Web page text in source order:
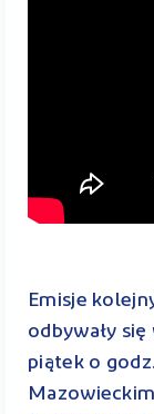
Emisje
odbywały się
piątek o